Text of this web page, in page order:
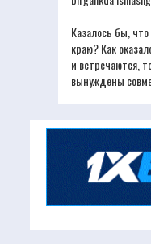
Казалось бы,
краю? Как
и встречаются,
вынуждены